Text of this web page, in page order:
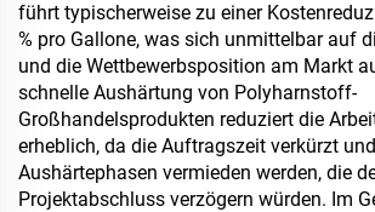
führt typischerweise zu einer
% pro Gallone, was sich unmittelbar auf
und die Wettbewerbsposition am Markt
schnelle Aushärtung von Polyharnstoff-
Großhandelsprodukten reduziert die
erheblich, da die Auftragszeit verkürzt
Aushärtephasen vermieden werden, die
Projektabschluss verzögern würden. Im